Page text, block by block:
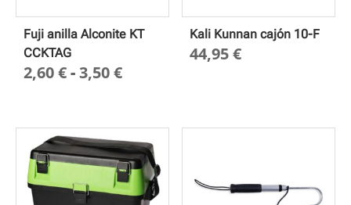
Fuji anilla Alconite KT
CCKTAG
2,60€-3,50€Rango
desde
2,60 €
hasta
3,50 €
Kali Kunnan cajón 10-F
44,95€